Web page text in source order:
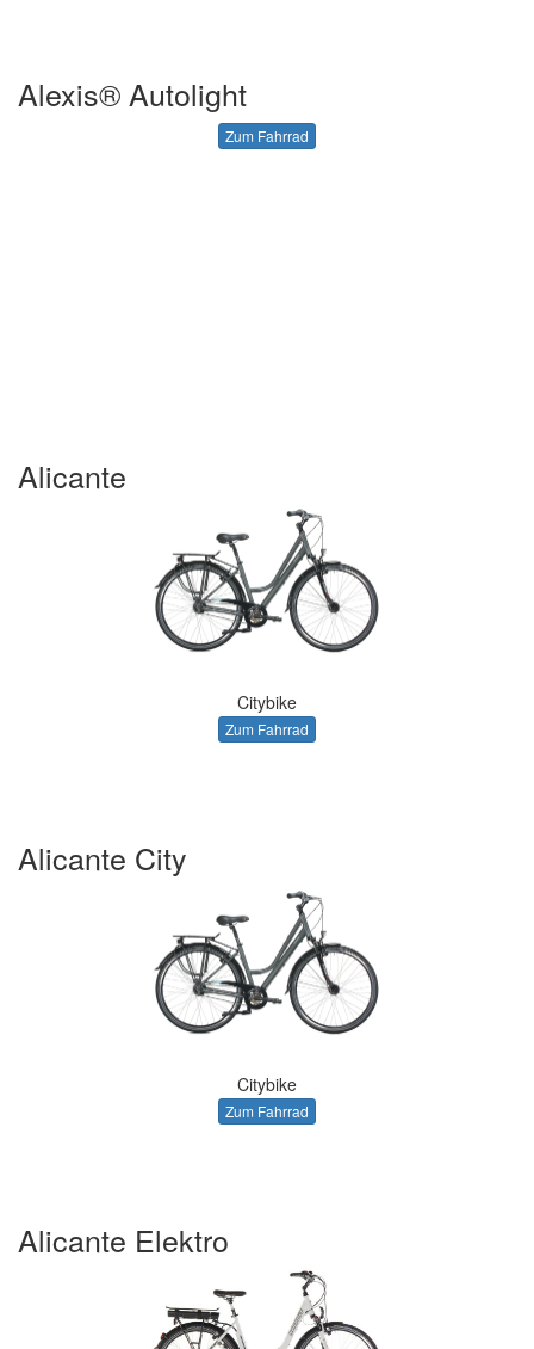
Alexis® Autolight
Zum Fahrrad
Alicante
Citybike
Zum Fahrrad
Alicante City
Citybike
Zum Fahrrad
Alicante Elektro